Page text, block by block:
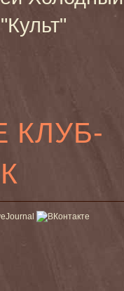
"Культ"
КЛУБ-